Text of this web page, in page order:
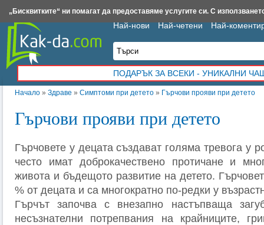
Начало » Здраве » Симптоми при детето » Гърчови прояви при детето
Гърчови прояви при детето
Гърчовете у децата създават голяма тревога у
често имат доброкачествено протичане и
живота и бъдещото развитие на детето.
% от децата и са многократно по-редки у
Гърчът започва с внезапно настъпваща
несъзнателни потрепвания на крайниците,
Най-нови Най-четени Най-
ПОДАРЪК ЗА ВСЕКИ - УНИКАЛНИ
Insert.bg Framar.bg Kak-da.com Iztochnik.com BauBau.bg NewAge.bg
„Бисквитките“ ни помагат да предоставяме услугите си. С